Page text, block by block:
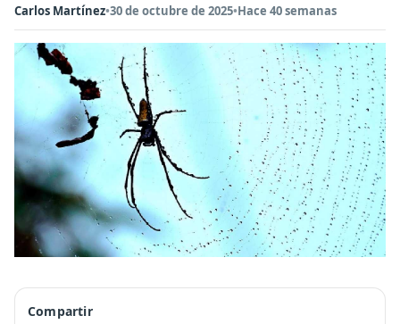
Carlos Martínez•30 de octubre de 2025•Hace 40 semanas
Compartir